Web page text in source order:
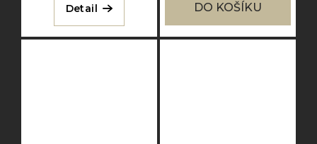
Detail DO KOŠÍKU